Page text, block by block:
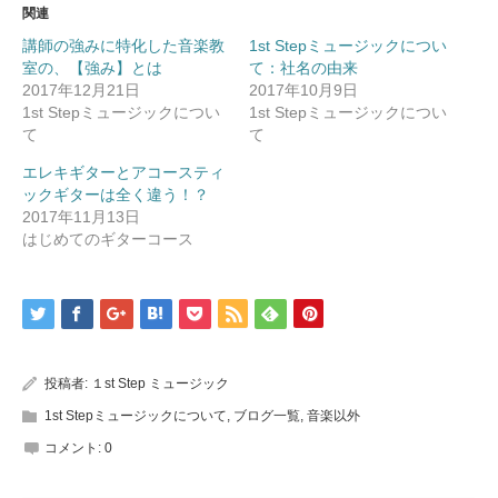
有
(新
い
ウ
ィ
ン
で
開
き
ま
す)
リ
ッ
ク
し
て
く
だ
(新
し
い
ウ
ィ
ン
開
き
ま
関連
講師の強みに特化した音楽教
室の、【強み】とは
2017年12月21日
1st Stepミュージックについ
て
1st Stepミュージックについ
て：社名の由来
2017年10月9日
1st Stepミュージックについ
て
エレキギターとアコースティ
ックギターは全く違う！？
2017年11月13日
はじめてのギターコース
投稿者: １st Step ミュージック
1st Stepミュージックについて ブログ一覧 音楽以外
コメント: 0